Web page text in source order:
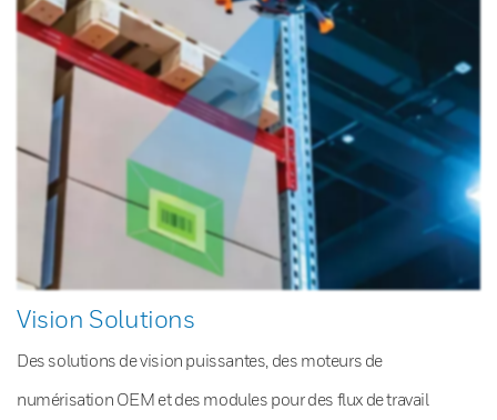
Vision Solutions
Des solutions de vision puissantes, des moteurs de
numérisation OEM et des modules pour des flux de travail